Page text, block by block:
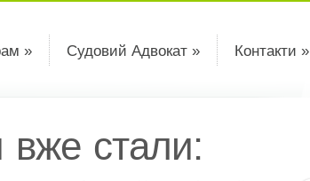
» Судовий Адвокат » Контакти »
стали: